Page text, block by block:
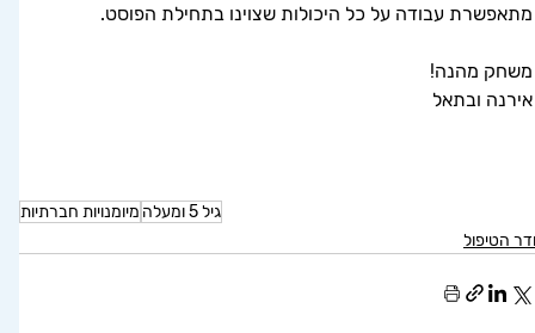
מתאפשרת עבודה על כל היכולות שצוינו בתחילת הפוסט.
משחק מהנה!
אירנה ובתאל
גיל 5 ומעלה
מיומנויות חברתיות
הטיפול